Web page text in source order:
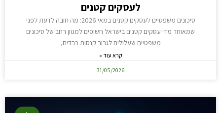
לעסקים קטנים
סיכונים משפטיים לעסקים קטנים במאי 2026: מה חובה לדעת לפני
שמאוחר מדי עסקים קטנים בישראל חשופים למגוון רחב של סיכונים
משפטיים שעלולים לגרור קנסות כבדים,
קרא עוד »
31/05/2026